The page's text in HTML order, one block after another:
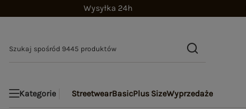
Wysyłka 24h
Kategorie StreetwearBasicPlus SizeWyprzedaże